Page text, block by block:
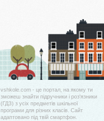
vshkole.com - це портал, на якому ти
зможеш знайти підручники і роз'язники
(ГДЗ) з усіх предметів шкільної
програми для різних класів. Сайт
адаптовано під твій смартфон.